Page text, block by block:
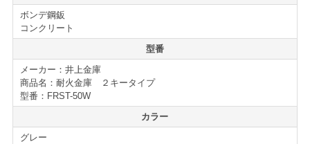
■引き出し付属
■耐火30分
【配送について】
＜法人様限定メーカー直送便＞
【小口送り付け便】＊軒先渡し（要お客様搬入・組立）
送料無料
ボンデ鋼鈑
コンクリート
型番
メーカー：井上金庫
商品名：耐火金庫 ２キータイプ
型番：FRST-50W
カラー
グレー